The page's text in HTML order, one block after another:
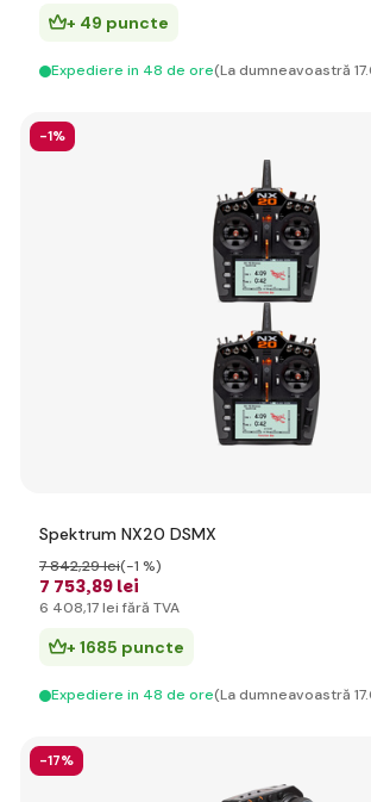
+ 49 puncte
Expediere in 48 de ore(La dumneavoastră
-1%
Spektrum NX20 DSMX
7 753,89 lei
7 842,29 lei(-1 %)
6 408,17 lei fără TVA
+ 1685 puncte
Expediere in 48 de ore(La dumneavoastră
-17%